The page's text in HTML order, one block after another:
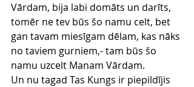
Vārdam, bija labi domāts un darīts,
tomēr ne tev būs šo namu celt, bet
gan tavam miesīgam dēlam, kas nāks
no taviem gurniem,- tam būs šo
namu uzcelt Manam Vārdam.
Un nu tagad Tas Kungs ir piepildījis